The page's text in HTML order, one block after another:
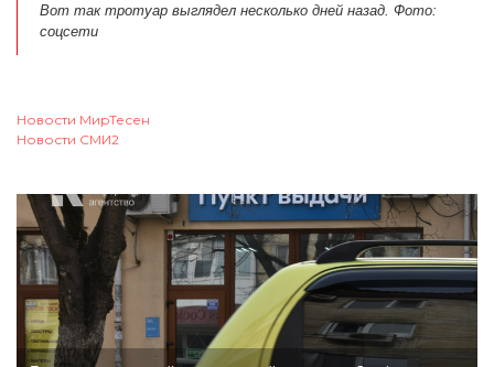
Вот так тротуар выглядел несколько дней назад. Фото:
соцсети
Новости МирТесен
Новости СМИ2